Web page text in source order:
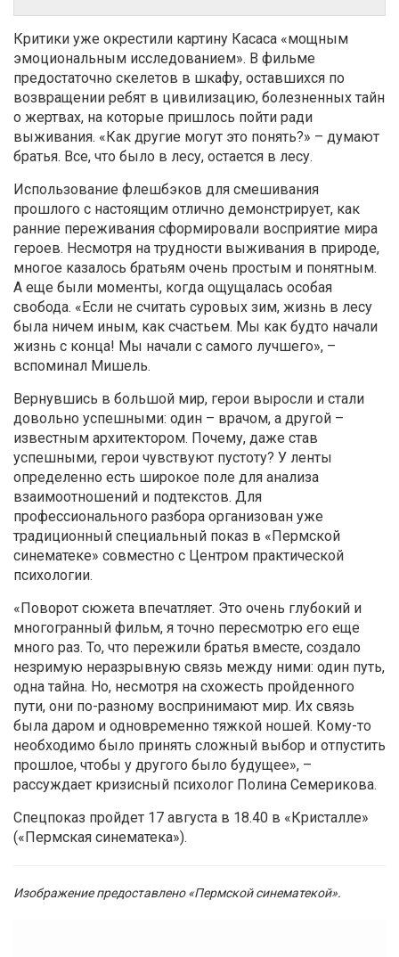
Критики уже окрестили картину Касаса «мощным
эмоциональным исследованием». В фильме
предостаточно скелетов в шкафу, оставшихся по
возвращении ребят в цивилизацию, болезненных тайн
о жертвах, на которые пришлось пойти ради
выживания. «Как другие могут это понять?» – думают
братья. Все, что было в лесу, остается в лесу.
Использование флешбэков для смешивания
прошлого с настоящим отлично демонстрирует, как
ранние переживания сформировали восприятие мира
героев. Несмотря на трудности выживания в природе,
многое казалось братьям очень простым и понятным.
А еще были моменты, когда ощущалась особая
свобода. «Если не считать суровых зим, жизнь в лесу
была ничем иным, как счастьем. Мы как будто начали
жизнь с конца! Мы начали с самого лучшего», –
вспоминал Мишель.
Вернувшись в большой мир, герои выросли и стали
довольно успешными: один – врачом, а другой –
известным архитектором. Почему, даже став
успешными, герои чувствуют пустоту? У ленты
определенно есть широкое поле для анализа
взаимоотношений и подтекстов. Для
профессионального разбора организован уже
традиционный специальный показ в «Пермской
синематеке» совместно с Центром практической
психологии.
«Поворот сюжета впечатляет. Это очень глубокий и
многогранный фильм, я точно пересмотрю его еще
много раз. То, что пережили братья вместе, создало
незримую неразрывную связь между ними: один путь,
одна тайна. Но, несмотря на схожесть пройденного
пути, они по-разному воспринимают мир. Их связь
была даром и одновременно тяжкой ношей. Кому-то
необходимо было принять сложный выбор и отпустить
прошлое, чтобы у другого было будущее», –
рассуждает кризисный психолог Полина Семерикова.
Спецпоказ пройдет 17 августа в 18.40 в «Кристалле»
(«Пермская синематека»).
Изображение предоставлено «Пермской синематекой».